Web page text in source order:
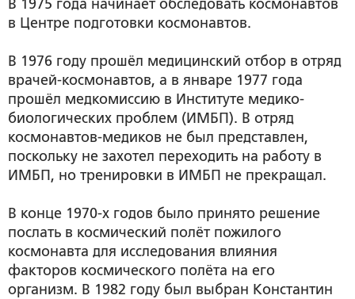
В 1975 года начинает обследовать космонавтов
в Центре подготовки космонавтов.
В 1976 году прошёл медицинский отбор в отряд
врачей-космонавтов, а в январе 1977 года
прошёл медкомиссию в Институте медико-
биологических проблем (ИМБП). В отряд
космонавтов-медиков не был представлен,
поскольку не захотел переходить на работу в
ИМБП, но тренировки в ИМБП не прекращал.
В конце 1970-х годов было принято решение
послать в космический полёт пожилого
космонавта для исследования влияния
факторов космического полёта на его
организм. В 1982 году был выбран Константин